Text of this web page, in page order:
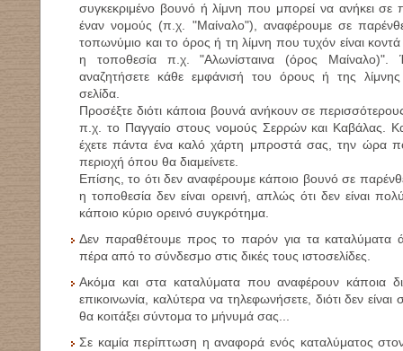
συγκεκριμένο βουνό ή λίμνη που μπορεί να ανήκει σε
έναν νομούς (π.χ. "Μαίναλο"), αναφέρουμε σε
τοπωνύμιο και το όρος ή τη λίμνη που τυχόν είναι
η τοποθεσία π.χ. "Αλωνίσταινα (όρος Μαίναλο)".
αναζητήσετε κάθε εμφάνισή του όρους ή της λίμνης
σελίδα.
Προσέξτε διότι κάποια βουνά ανήκουν σε
π.χ. το Παγγαίο στους νομούς Σερρών και Καβάλας.
έχετε πάντα ένα καλό χάρτη μπροστά σας, την ώρα
περιοχή όπου θα διαμείνετε.
Επίσης, το ότι δεν αναφέρουμε κάποιο βουνό σε
η τοποθεσία δεν είναι ορεινή, απλώς ότι δεν είναι
κάποιο κύριο ορεινό συγκρότημα.
Δεν παραθέτουμε προς το παρόν για τα καταλύματα
πέρα από το σύνδεσμο στις δικές τους ιστοσελίδες.
Ακόμα και στα καταλύματα που αναφέρουν κάποια
επικοινωνία, καλύτερα να τηλεφωνήσετε, διότι δεν είναι
θα κοιτάξει σύντομα το μήνυμά σας...
Σε καμία περίπτωση η αναφορά ενός καταλύματος